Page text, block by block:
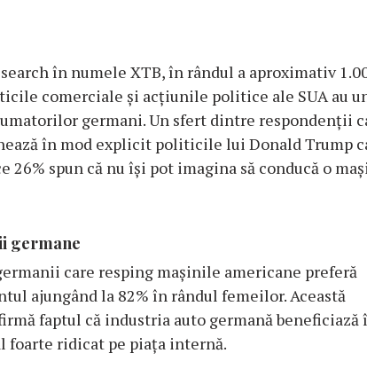
în numele XTB, în rândul a aproximativ
comerciale și acțiunile politice ale SUA au
germani. Un sfert dintre respondenții
în mod explicit politicile lui Donald Trump
spun că nu își pot imagina să conducă o
germane
care resping mașinile americane preferă
ajungând la 82% în rândul femeilor. Această
faptul că industria auto germană beneficiază
foarte ridicat pe piața internă.